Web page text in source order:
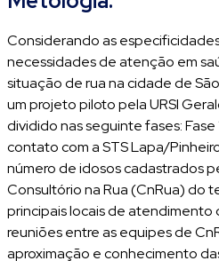
Considerando as
necessidades de atenção em
situação de rua na cidade de
um projeto piloto pela URSI
dividido nas seguinte fases:
contato com a STS Lapa/
número de idosos cadastrados
Consultório na Rua (CnRua) do
principais locais de atendimento
reuniões entre as equipes de
aproximação e conhecimento